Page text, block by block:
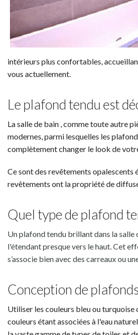
intérieurs plus confortables,
vous actuellement.
Le plafond tendu est
La salle de bain , comme toute autre
modernes, parmi lesquelles les
complètement changer le look de
Ce sont des revêtements
revêtements ont la propriété de
Quel type de plafond
Un plafond tendu brillant dans la salle
l'étendant presque vers le haut. Cet
s’associe bien avec des carreaux ou
Conception de
Utiliser les couleurs bleu ou turquoise
couleurs étant associées à l'eau